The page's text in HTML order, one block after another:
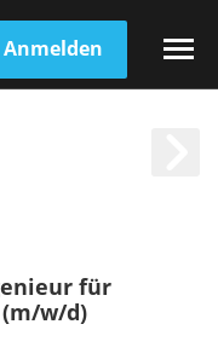
Anmelden
für
w/d)